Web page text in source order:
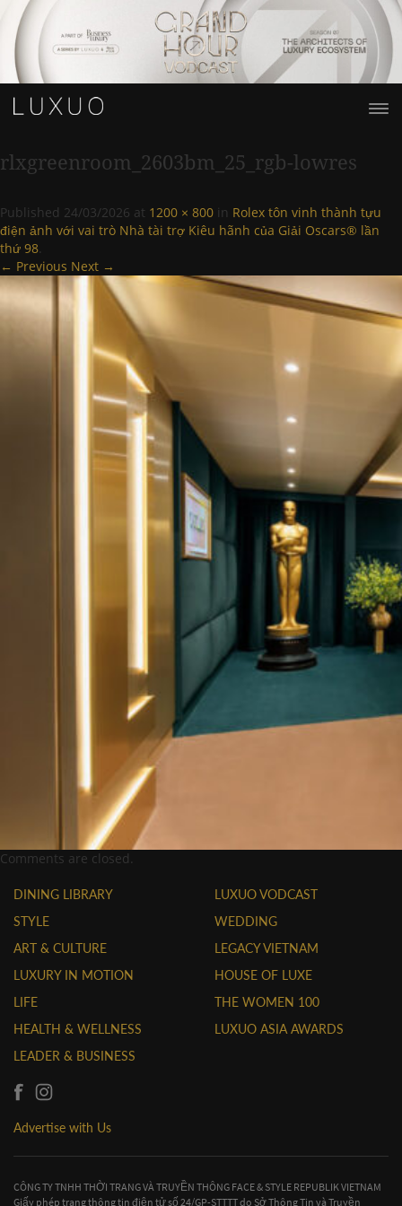
rlxgreenroom_2603bm_25_rgb-lowres
Published 24/03/2026 at 1200 × 800 in Rolex tôn vinh thành tựu
điện ảnh với vai trò Nhà tài trợ Kiêu hãnh của Giải Oscars® lần
thứ 98.
← Previous Next →
Comments are closed.
DINING LIBRARY
STYLE
ART & CULTURE
LUXURY IN MOTION
LIFE
HEALTH & WELLNESS
LEADER & BUSINESS
LUXUO VODCAST
WEDDING
LEGACY VIETNAM
HOUSE OF LUXE
THE WOMEN 100
LUXUO ASIA AWARDS
Advertise with Us
CÔNG TY TNHH THỜI TRANG VÀ TRUYỀN THÔNG FACE & STYLE REPUBLIK VIETNAM
Giấy phép trang thông tin điện tử số 24/GP-STTTT do Sở Thông Tin và Truyền